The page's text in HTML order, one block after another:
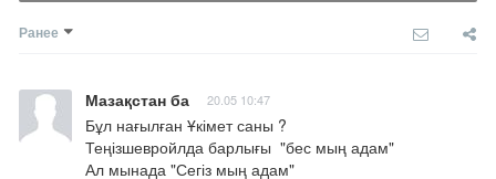
Ранее
Мазақстан ба 20.05 10:47
Бұл нағылған Ұкімет саны ?
Теңізшевройлда барлығы  "бес мың адам"
Ал мынада "Сегіз мың адам"